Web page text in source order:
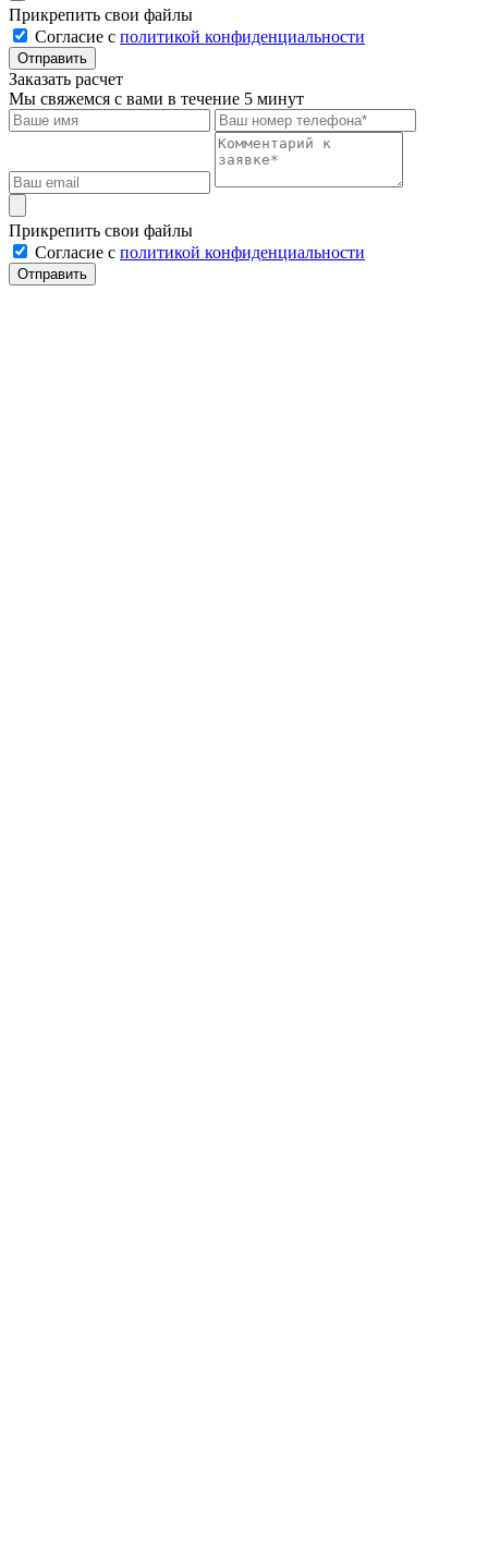
Прикрепить свои файлы
Cогласие с политикой конфиденциальности
Отправить
Заказать расчет
Мы свяжемся с вами в течение 5 минут
Прикрепить свои файлы
Cогласие с политикой конфиденциальности
Отправить